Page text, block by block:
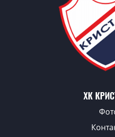
ХК